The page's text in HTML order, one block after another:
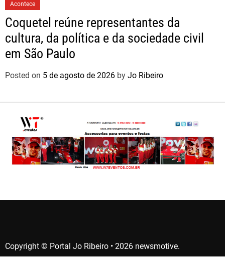
Acontece
Coquetel reúne representantes da
cultura, da política e da sociedade civil
em São Paulo
Posted on 5 de agosto de 2026 by Jo Ribeiro
Copyright © Portal Jo Ribeiro • 2026 newsmotive.